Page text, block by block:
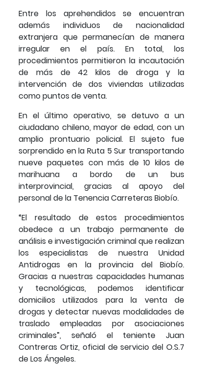
Entre los aprehendidos se encuentran
además individuos de nacionalidad
extranjera que permanecían de manera
irregular en el país. En total, los
procedimientos permitieron la incautación
de más de 42 kilos de droga y la
intervención de dos viviendas utilizadas
como puntos de venta.
En el último operativo, se detuvo a un
ciudadano chileno, mayor de edad, con un
amplio prontuario policial. El sujeto fue
sorprendido en la Ruta 5 Sur transportando
nueve paquetes con más de 10 kilos de
marihuana a bordo de un bus
interprovincial, gracias al apoyo del
personal de la Tenencia Carreteras Biobío.
“El resultado de estos procedimientos
obedece a un trabajo permanente de
análisis e investigación criminal que realizan
los especialistas de nuestra Unidad
Antidrogas en la provincia del Biobío.
Gracias a nuestras capacidades humanas
y tecnológicas, podemos identificar
domicilios utilizados para la venta de
drogas y detectar nuevas modalidades de
traslado empleadas por asociaciones
criminales”, señaló el teniente Juan
Contreras Ortiz, oficial de servicio del O.S.7
de Los Ángeles.